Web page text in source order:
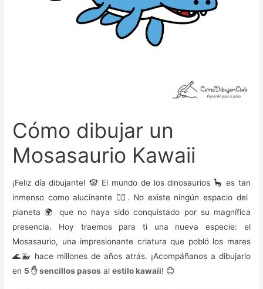
Cómo dibujar un
Mosasaurio Kawaii
¡Feliz día dibujante! 🤡 El mundo de los dinosaurios 🦕 es tan
inmenso como alucinante 😵‍💫. No existe ningún espacio del
planeta 🌍 que no haya sido conquistado por su magnífica
presencia. Hoy traemos para ti una nueva especie: el
Mosasaurio, una impresionante criatura que pobló los mares
🌊🐳 hace millones de años atrás. ¡Acompáñanos a dibujarlo
en 5 ✋ sencillos pasos alestilo kawaii! 😊